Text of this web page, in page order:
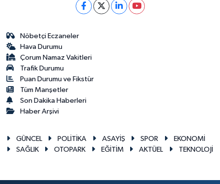
Nöbetçi Eczaneler
Hava Durumu
Çorum Namaz Vakitleri
Trafik Durumu
Puan Durumu ve Fikstür
Tüm Manşetler
Son Dakika Haberleri
Haber Arşivi
GÜNCEL POLİTİKA ASAYİŞ SPOR
EKONOMİ
SAĞLIK
OTOPARK EĞİTİM AKTÜEL TEKNOLOJİ